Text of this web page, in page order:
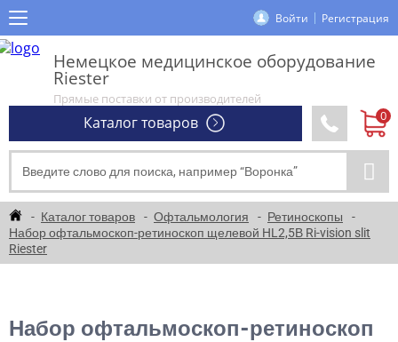
Войти Регистрация
Немецкое медицинское оборудование
Riester
Прямые поставки от производителей
Каталог товаров
Каталог товаров Офтальмология
Ретиноскопы
Набор офтальмоскоп-ретиноскоп щелевой HL2,5В Ri-vision slit
Riester
Набор офтальмоскоп-ретиноскоп